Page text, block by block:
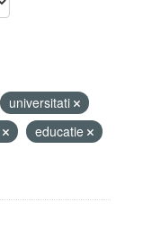
universitati
educatie